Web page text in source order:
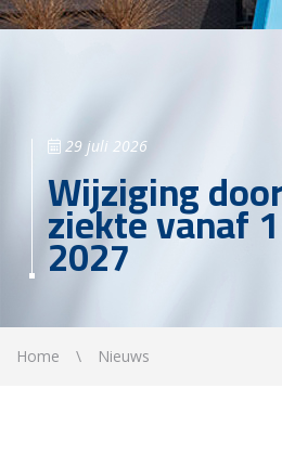
29 juli 2026
Wijziging
ziekte vanaf
2027
Home Nieuws